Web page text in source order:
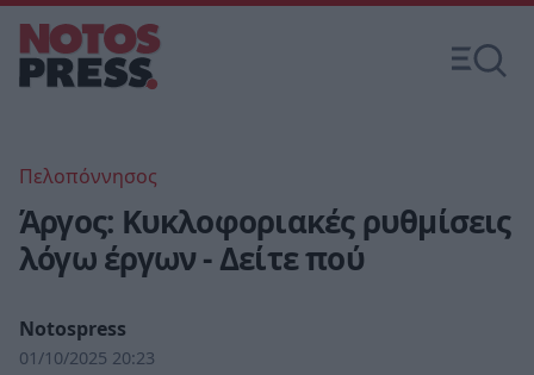
Πελοπόννησος
Άργος: Κυκλοφοριακές ρυθμίσεις
λόγω έργων - Δείτε πού
Notospress
01/10/2025 20:23